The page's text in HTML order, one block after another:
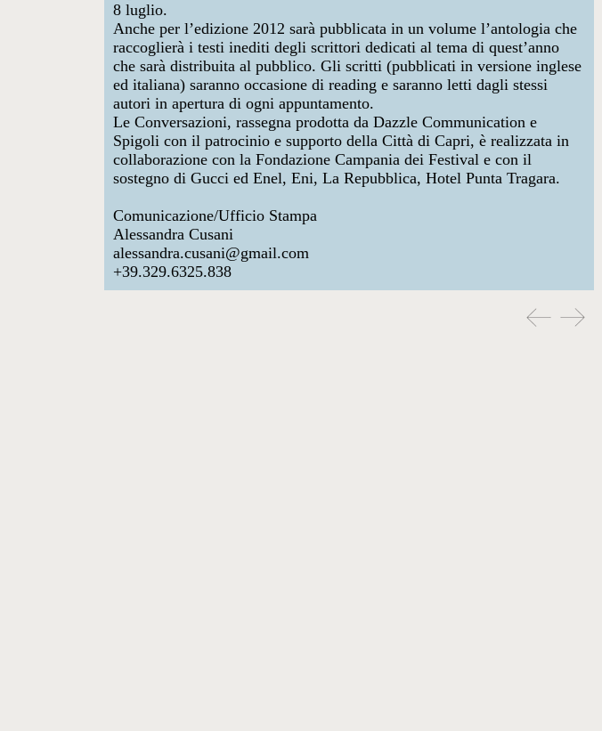
8 luglio.
Anche per l’edizione 2012 sarà pubblicata in un volume l’antologia che
raccoglierà i testi inediti degli scrittori dedicati al tema di quest’anno
che sarà distribuita al pubblico. Gli scritti (pubblicati in versione inglese
ed italiana) saranno occasione di reading e saranno letti dagli stessi
autori in apertura di ogni appuntamento.
Le Conversazioni, rassegna prodotta da Dazzle Communication e
Spigoli con il patrocinio e supporto della Città di Capri, è realizzata in
collaborazione con la Fondazione Campania dei Festival e con il
sostegno di Gucci ed Enel, Eni, La Repubblica, Hotel Punta Tragara.
Comunicazione/Ufficio Stampa
Alessandra Cusani
alessandra.cusani@gmail.com
+39.329.6325.838